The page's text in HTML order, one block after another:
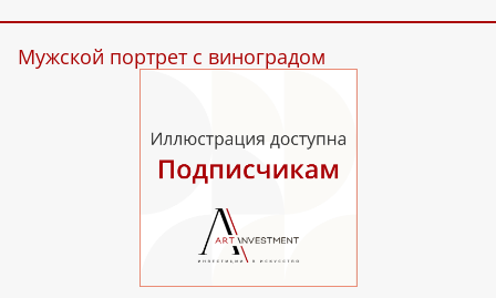
Мужской портрет с виноградом